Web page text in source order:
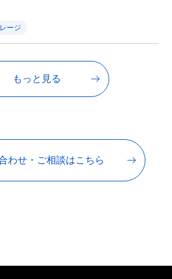
ージ
もっと見る
わせ・ご相談はこちら